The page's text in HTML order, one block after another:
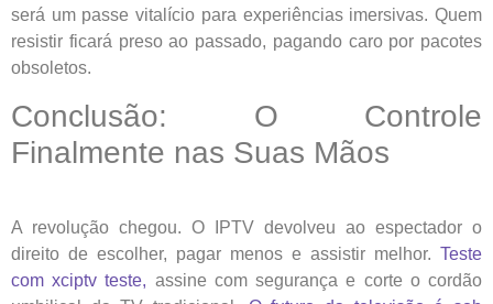
será um passe vitalício para experiências imersivas. Quem
resistir ficará preso ao passado, pagando caro por pacotes
obsoletos.
Conclusão: O Controle
Finalmente nas Suas Mãos
A revolução chegou. O IPTV devolveu ao espectador o
direito de escolher, pagar menos e assistir melhor. Teste
com xciptv teste, assine com segurança e corte o cordão